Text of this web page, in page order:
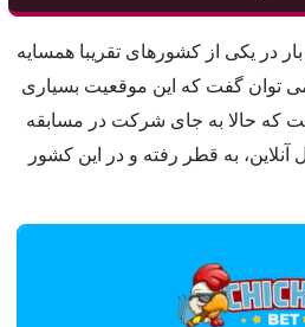
در یکی از کشورهای تقریبا همسایه
توان گفت که این موقعیت بسیاری
که حالا به جای شرکت در مسابقه
آنلاین، به قطر رفته و در این کشور